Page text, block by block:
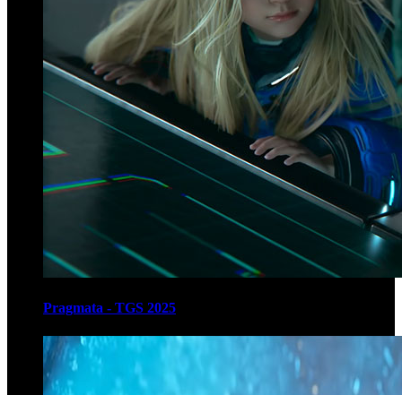
Pragmata - TGS 2025